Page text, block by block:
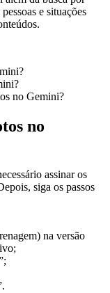
e situações
no Gemini?
no
assinar os
siga os passos
na versão